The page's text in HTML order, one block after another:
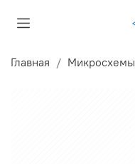
Главная Микросхемы